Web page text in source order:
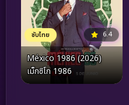
ซับไทย 6.4
México 1986 (2026)
เม็กซิโก 1986